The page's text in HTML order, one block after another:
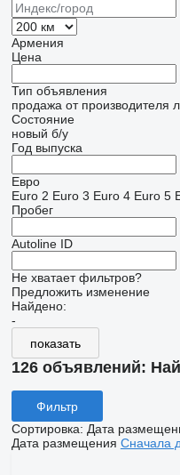
Армения
Цена
Тип объявления
продажа от производителя
Состояние
новый б/у
Год выпуска
Евро
Euro 2 Euro 3 Euro 4 Euro 5
Пробег
Autoline ID
Не хватает фильтров?
Предложить изменение
Найдено:
-
показать
126 объявлений:
Фильтр
Сортировка: Дата
Дата размещения Сначала